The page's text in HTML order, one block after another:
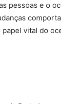
pessoas e o
vital do